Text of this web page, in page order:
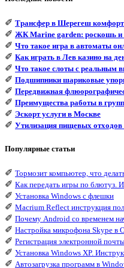
✐ Трансфер в Шерегеш
✐ ЖК Marine garden: роскошь и
✐ Что такое игра в автоматы
✐ Как играть в Лев казино на
✐ Что такое слоты с реальным
✐ Подшипники шариковые
✐ Передвижная
✐ Преимущества работы в
✐ Эскорт услуги в Москве
✐ Утилизация пищевых отходов
Популярные статьи
✐ Тормозит компьютер, что
✐ Как передать игры по блютуз.
✐ Установка Windows с флешки
✐ Macrium Reflect инструкция
✐ Почему Android со временем
✐ Настройка микрофона Skype в
✐ Регистрация электронной
✐ Установка Windows XP.
✐ Автозагрузка программ в